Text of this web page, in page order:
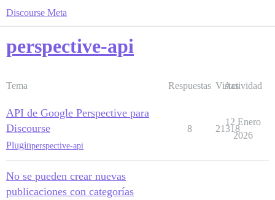
Discourse Meta
perspective-api
Tema Respuestas Vistas
Actividad
API de Google Perspective para
Discourse
Pluginperspective-api
8 21318
12 Enero
2026
No se pueden crear nuevas
publicaciones con categorías